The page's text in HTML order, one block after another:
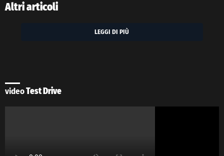
Altri articoli
LEGGI DI PIÙ
videoTest Drive